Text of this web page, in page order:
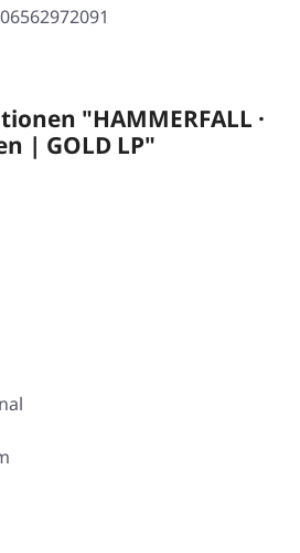
"HAMMERFALL ·
| GOLD LP"